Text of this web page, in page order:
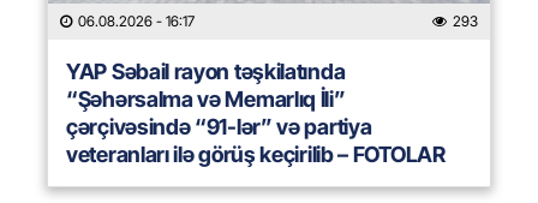
06.08.2026 - 16:17 293
YAP Səbail rayon təşkilatında
“Şəhərsalma və Memarlıq İli”
çərçivəsində “91-lər” və partiya
veteranları ilə görüş keçirilib – FOTOLAR